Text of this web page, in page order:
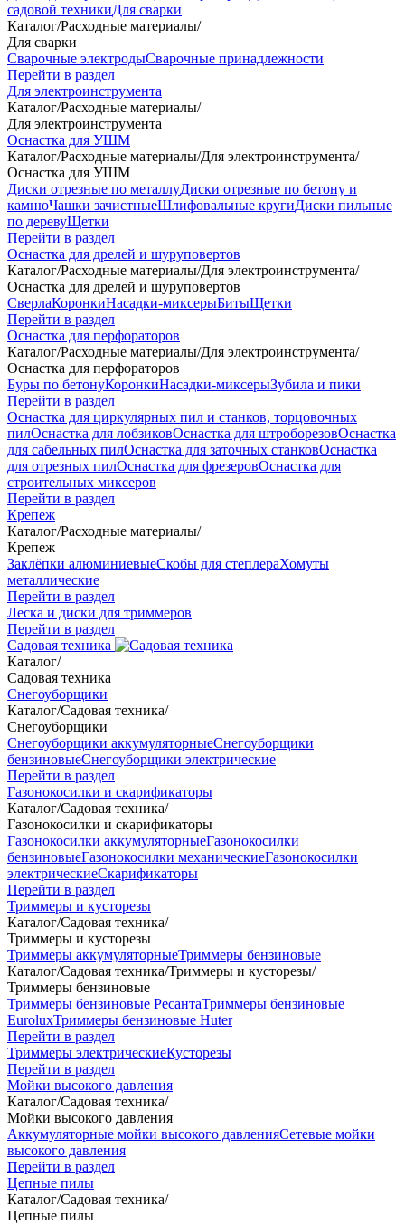
садовой техникиДля сварки
Каталог/Расходные материалы/
Для сварки
Сварочные электродыСварочные принадлежности
Перейти в раздел
Для электроинструмента
Каталог/Расходные материалы/
Для электроинструмента
Оснастка для УШМ
Каталог/Расходные материалы/Для электроинструмента/
Оснастка для УШМ
Диски отрезные по металлуДиски отрезные по бетону и
камнюЧашки зачистныеШлифовальные кругиДиски пильные
по деревуЩетки
Перейти в раздел
Оснастка для дрелей и шуруповертов
Каталог/Расходные материалы/Для электроинструмента/
Оснастка для дрелей и шуруповертов
СверлаКоронкиНасадки-миксерыБитыЩетки
Перейти в раздел
Оснастка для перфораторов
Каталог/Расходные материалы/Для электроинструмента/
Оснастка для перфораторов
Буры по бетонуКоронкиНасадки-миксерыЗубила и пики
Перейти в раздел
Оснастка для циркулярных пил и станков, торцовочных
пилОснастка для лобзиковОснастка для штроборезовОснастка
для сабельных пилОснастка для заточных станковОснастка
для отрезных пилОснастка для фрезеровОснастка для
строительных миксеров
Перейти в раздел
Крепеж
Каталог/Расходные материалы/
Крепеж
Заклёпки алюминиевыеСкобы для степлераХомуты
металлические
Перейти в раздел
Леска и диски для триммеров
Перейти в раздел
Садовая техника
Каталог/
Садовая техника
Снегоуборщики
Каталог/Садовая техника/
Снегоуборщики
Снегоуборщики аккумуляторныеСнегоуборщики
бензиновыеСнегоуборщики электрические
Перейти в раздел
Газонокосилки и скарификаторы
Каталог/Садовая техника/
Газонокосилки и скарификаторы
Газонокосилки аккумуляторныеГазонокосилки
бензиновыеГазонокосилки механическиеГазонокосилки
электрическиеСкарификаторы
Перейти в раздел
Триммеры и кусторезы
Каталог/Садовая техника/
Триммеры и кусторезы
Триммеры аккумуляторныеТриммеры бензиновые
Каталог/Садовая техника/Триммеры и кусторезы/
Триммеры бензиновые
Триммеры бензиновые РесантаТриммеры бензиновые
EuroluxТриммеры бензиновые Huter
Перейти в раздел
Триммеры электрическиеКусторезы
Перейти в раздел
Мойки высокого давления
Каталог/Садовая техника/
Мойки высокого давления
Аккумуляторные мойки высокого давленияСетевые мойки
высокого давления
Перейти в раздел
Цепные пилы
Каталог/Садовая техника/
Цепные пилы